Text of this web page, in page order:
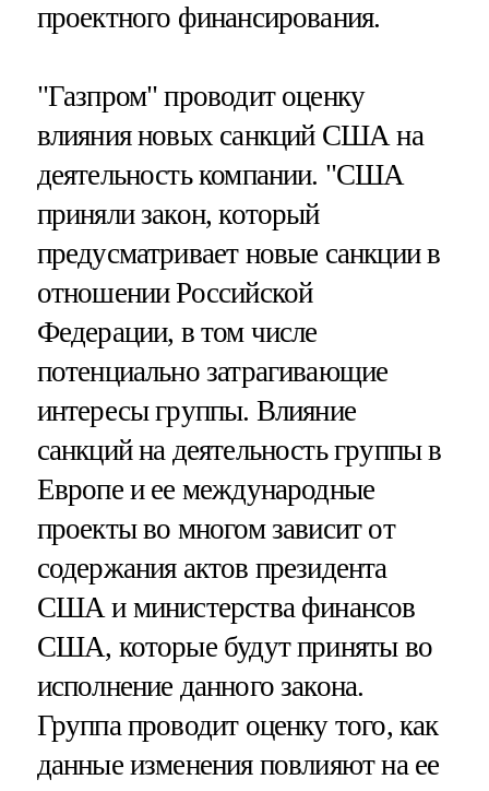
проектного финансирования.
"Газпром" проводит оценку
влияния новых санкций США на
деятельность компании. "США
приняли закон, который
предусматривает новые санкции в
отношении Российской
Федерации, в том числе
потенциально затрагивающие
интересы группы. Влияние
санкций на деятельность группы в
Европе и ее международные
проекты во многом зависит от
содержания актов президента
США и министерства финансов
США, которые будут приняты во
исполнение данного закона.
Группа проводит оценку того, как
данные изменения повлияют на ее